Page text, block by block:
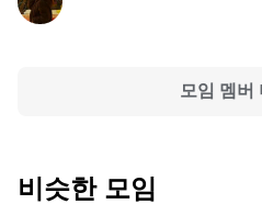
모임 멤버
비슷한 모임